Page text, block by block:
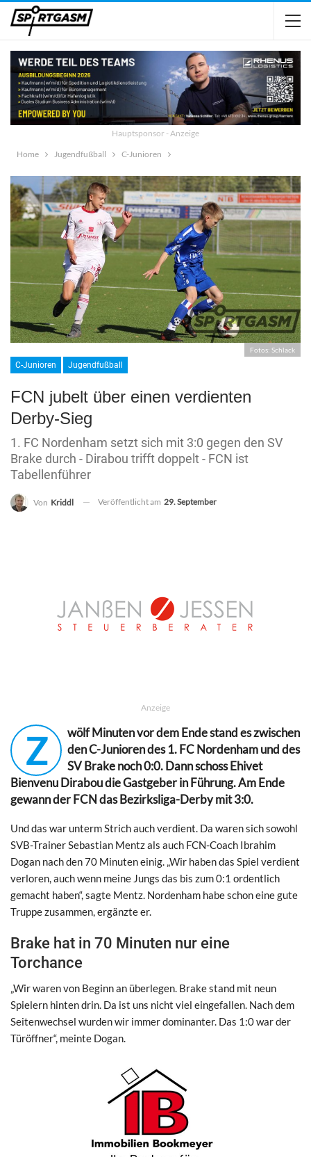
Hauptsponsor - Anzeige
Home
Jugendfußball C-Junioren
Fotos: Schlack
C-Junioren Jugendfußball
FCN jubelt über einen verdienten
Derby-Sieg
1. FC Nordenham setzt sich mit 3:0 gegen den SV
Brake durch - Dirabou trifft doppelt - FCN ist
Tabellenführer
Von Kriddl Veröffentlicht am 29. September
Anzeige
Z
wölf Minuten vor dem Ende stand es zwischen
den C-Junioren des 1. FC Nordenham und des
SV Brake noch 0:0. Dann schoss Ehivet
Bienvenu Dirabou die Gastgeber in Führung. Am Ende
gewann der FCN das Bezirksliga-Derby mit 3:0.
Und das war unterm Strich auch verdient. Da waren sich sowohl
SVB-Trainer Sebastian Mentz als auch FCN-Coach Ibrahim
Dogan nach den 70 Minuten einig. „Wir haben das Spiel verdient
verloren, auch wenn meine Jungs das bis zum 0:1 ordentlich
gemacht haben“, sagte Mentz. Nordenham habe schon eine gute
Truppe zusammen, ergänzte er.
Brake hat in 70 Minuten nur eine
Torchance
„Wir waren von Beginn an überlegen. Brake stand mit neun
Spielern hinten drin. Da ist uns nicht viel eingefallen. Nach dem
Seitenwechsel wurden wir immer dominanter. Das 1:0 war der
Türöffner“, meinte Dogan.